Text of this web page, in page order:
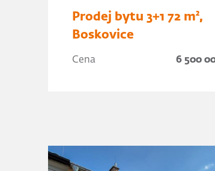
Prodej bytu 3+1 72 m²,
Boskovice
Cena 6 500